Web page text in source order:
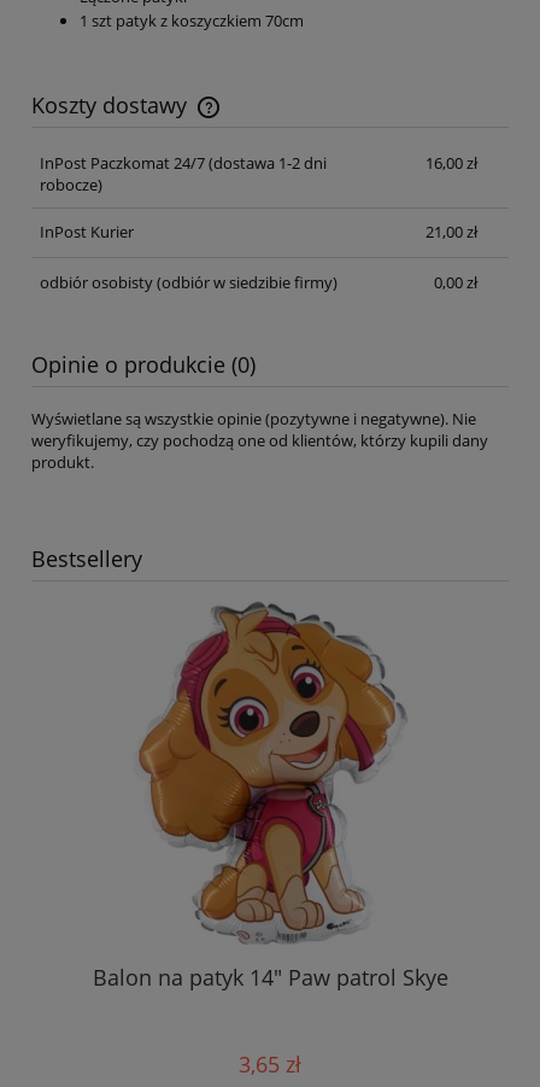
1 szt patyk z koszyczkiem 70cm
Koszty dostawy
Cena nie zawiera ewentualnych kosztów płatności
InPost Paczkomat 24/7 (dostawa 1-2 dni
robocze)
16,00 zł
InPost Kurier 21,00 zł
odbiór osobisty(odbiór w siedzibie firmy) 0,00 zł
Opinie o produkcie (0)
Wyświetlane są wszystkie opinie (pozytywne i negatywne). Nie
weryfikujemy, czy pochodzą one od klientów, którzy kupili dany
produkt.
Bestsellery
Balon na patyk 14" Paw patrol Skye
3,65 zł